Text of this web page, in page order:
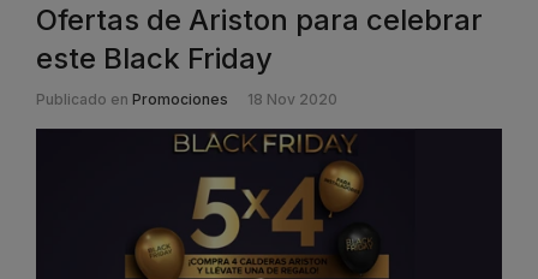
Ofertas de Ariston para celebrar
este Black Friday
Publicado en Promociones 18 Nov 2020